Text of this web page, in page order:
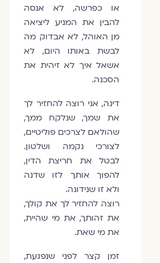
או כפרשה, לא אנסה
להבין את המניע ליציאה
מן האוהל, לא אבדוק מה
לבשת באותו היום, לא
אשאל איך לא זיהית את
הסכנה.
דינה, אני רוצה להחזיר לך
את שמך, שנלקח ממך,
שהולאם לצרכים פוליטיים,
לצורכי נקמה ושלטון.
לבטל את חריצת הדין,
להפוך אותך לזו שדנה
ולא זו שנידונה.
רוצה להחזיר לך את קולך,
את זהותך, את מי שהיית,
את מי שאת.
זמן קצר לפני שנפגעת,